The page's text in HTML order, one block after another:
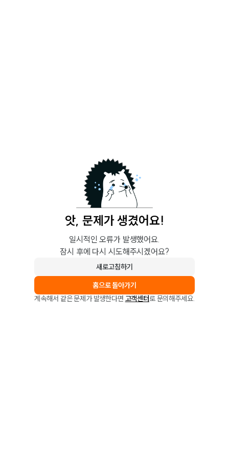
앗, 문제가 생겼어요!
일시적인 오류가 발생했어요.
잠시 후에 다시 시도해주시겠어요?
새로고침하기
홈으로 돌아가기
계속해서 같은 문제가 발생한다면 고객센터로 문의해주세요.